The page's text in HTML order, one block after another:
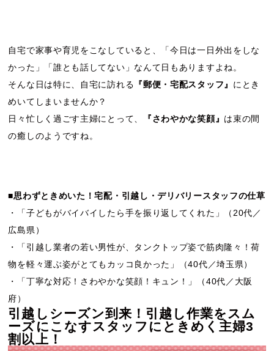
自宅で家事や育児をこなしていると、「今日は一日外出をしな
かった」「誰とも話してない」なんて日もありますよね。
そんな日は特に、自宅に訪れる 『郵便・宅配スタッフ』 にとき
めいてしまいませんか？
日々忙しく過ごす主婦にとって、
『さわやかな笑顔』 は束の間
の癒しのようですね。
■思わずときめいた！宅配・引越し・デリバリースタッフの仕草
・「子どもがバイバイしたら手を振り返してくれた」（20代／
広島県）
・「引越し業者の若い男性が、タンクトップ姿で筋肉隆々！荷
物を軽々運ぶ姿がとてもカッコ良かった」（40代／埼玉県）
・「丁寧な対応！さわやかな笑顔！キュン！」（40代／大阪
府）
引越しシーズン到来！引越し作業をスム
ーズにこなすスタッフにときめく主婦3
割以上！